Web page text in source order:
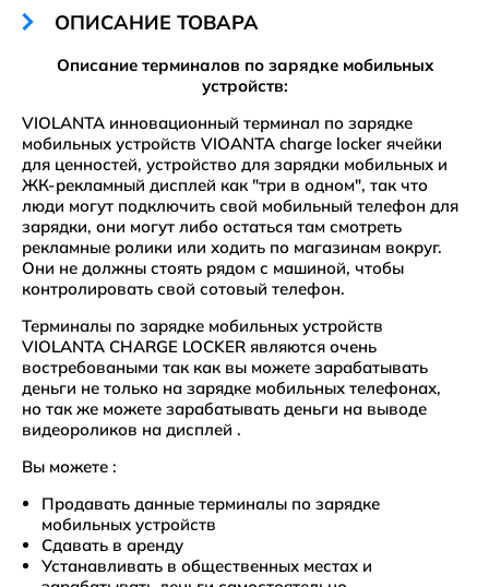
ОПИСАНИЕ ТОВАРА
Описание терминалов по зарядке мобильных
устройств:
VIOLANTA инновационный терминал по зарядке
мобильных устройств VIOANTA charge locker ячейки
для ценностей, устройство для зарядки мобильных и
ЖК-рекламный дисплей как "три в одном", так что
люди могут подключить свой мобильный телефон для
зарядки, они могут либо остаться там смотреть
рекламные ролики или ходить по магазинам вокруг.
Они не должны стоять рядом с машиной, чтобы
контролировать свой сотовый телефон.
Терминалы по зарядке мобильных устройств
VIOLANTA CHARGE LOCKER являются очень
востребоваными так как вы можете зарабатывать
деньги не только на зарядке мобильных телефонах,
но так же можете зарабатывать деньги на выводе
видеороликов на дисплей .
Вы можете :
Продавать данные терминалы по зарядке
мобильных устройств
Сдавать в аренду
Устанавливать в общественных местах и